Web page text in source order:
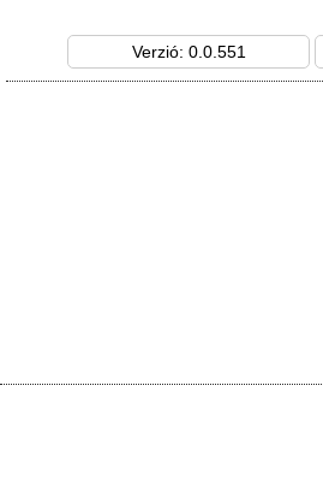
Verzió: 0.0.551